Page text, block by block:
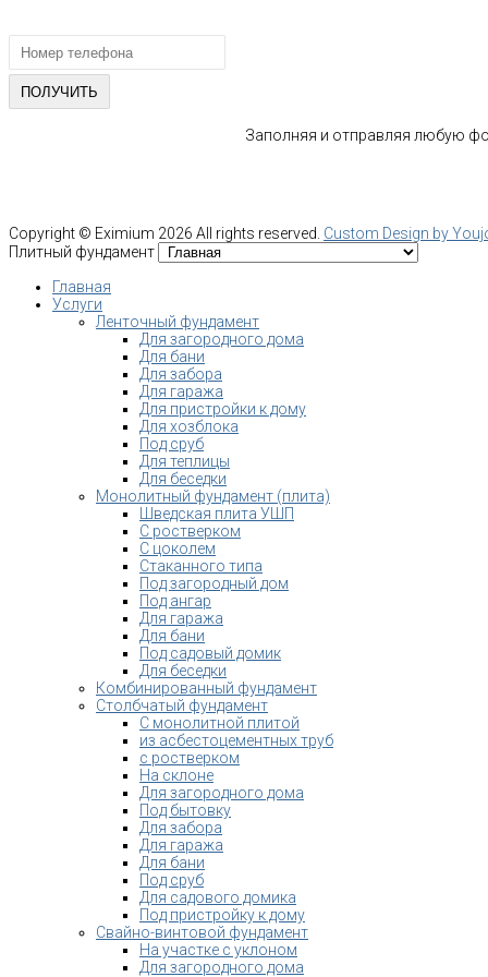
Заполняя и отправляя любую
Copyright © Eximium 2026 All rights reserved. Custom Design by
Плитный фундамент
Главная
Услуги
Ленточный фундамент
Для загородного дома
Для бани
Для забора
Для гаража
Для пристройки к дому
Для хозблока
Под сруб
Для теплицы
Для беседки
Монолитный фундамент (плита)
Шведская плита УШП
С ростверком
С цоколем
Стаканного типа
Под загородный дом
Под ангар
Для гаража
Для бани
Под садовый домик
Для беседки
Комбинированный фундамент
Столбчатый фундамент
С монолитной плитой
из асбестоцементных труб
с ростверком
На склоне
Для загородного дома
Под бытовку
Для забора
Для гаража
Для бани
Под сруб
Для садового домика
Под пристройку к дому
Свайно-винтовой фундамент
На участке с уклоном
Для загородного дома